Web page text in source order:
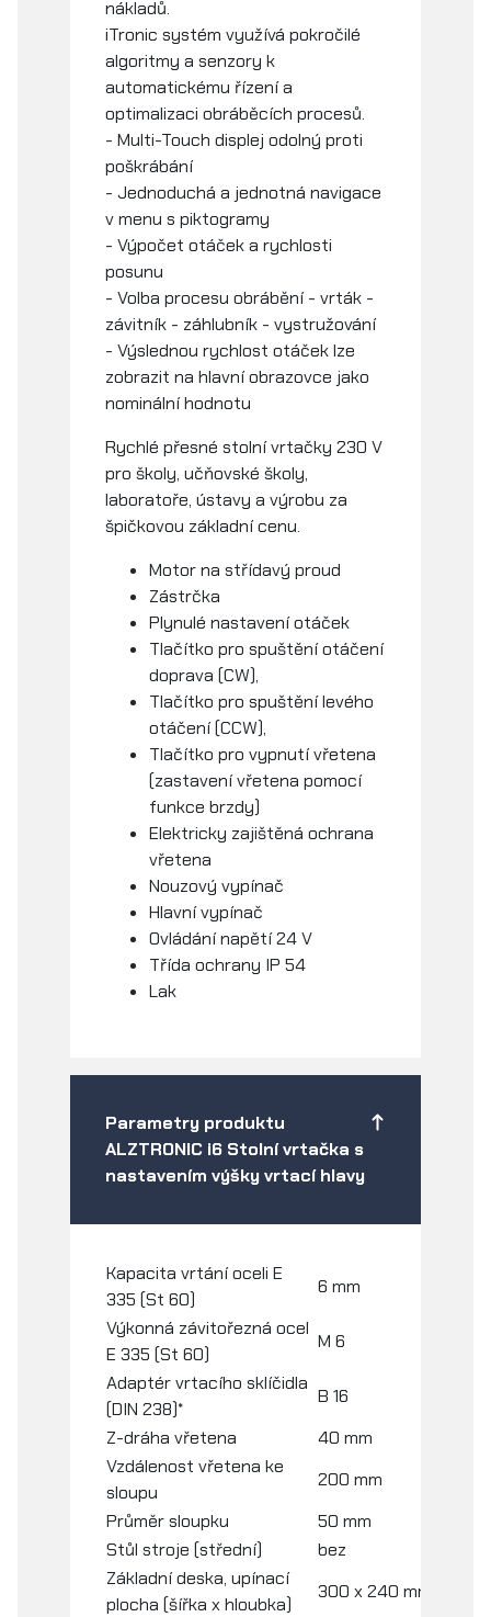
nákladů.
iTronic systém využívá pokročilé
algoritmy a senzory k
automatickému řízení a
optimalizaci obráběcích procesů.
- Multi-Touch displej odolný proti
poškrábání
- Jednoduchá a jednotná navigace
v menu s piktogramy
- Výpočet otáček a rychlosti
posunu
- Volba procesu obrábění - vrták -
závitník - záhlubník - vystružování
- Výslednou rychlost otáček lze
zobrazit na hlavní obrazovce jako
nominální hodnotu
Rychlé přesné stolní vrtačky 230 V
pro školy, učňovské školy,
laboratoře, ústavy a výrobu za
špičkovou základní cenu.
Motor na střídavý proud
Zástrčka
Plynulé nastavení otáček
Tlačítko pro spuštění otáčení
doprava (CW),
Tlačítko pro spuštění levého
otáčení (CCW),
Tlačítko pro vypnutí vřetena
(zastavení vřetena pomocí
funkce brzdy)
Elektricky zajištěná ochrana
vřetena
Nouzový vypínač
Hlavní vypínač
Ovládání napětí 24 V
Třída ochrany IP 54
Lak
Parametry produktu
ALZTRONIC i6 Stolní vrtačka s
nastavením výšky vrtací hlavy
Kapacita vrtání oceli E
335 (St 60)
6 mm
Výkonná závitořezná ocel
E 335 (St 60)
M 6
Adaptér vrtacího sklíčidla
(DIN 238)*
B 16
Z-dráha vřetena
40 mm
Vzdálenost vřetena ke
sloupu
200 mm
Průměr sloupku
50 mm
Stůl stroje (střední)
bez
Základní deska, upínací
plocha (šířka x hloubka)
300 x 240 mm